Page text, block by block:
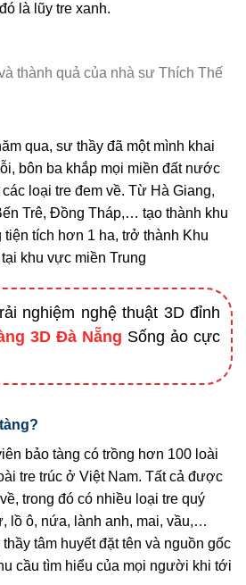
là lũy tre xanh.
thành quả của nhà sư Thích Thế
qua, sư thầy đã một mình khai
bôn ba khắp mọi miền đất nước
loại tre đem về. Từ Hà Giang,
Trê, Đồng Tháp,… tạo thành khu
tích hơn 1 ha, trở thành Khu
khu vực miền Trung
nghiệm nghệ thuật 3D đỉnh
3D Đà Nẵng Sống ảo cực
bảo tàng có trồng hơn 100 loài
tre trúc ở Việt Nam. Tất cả được
trong đó có nhiều loại tre quý
lồ ô, nứa, lành anh, mai, vầu,…
tâm huyết đặt tên và nguồn gốc
cầu tìm hiểu của mọi người khi tới